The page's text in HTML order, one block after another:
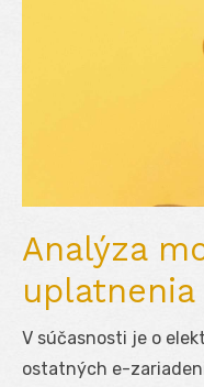
Analýza
V súčasnosti je o
ostatných e-